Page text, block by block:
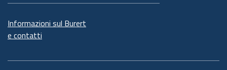
Informazioni sul Burert
e contatti